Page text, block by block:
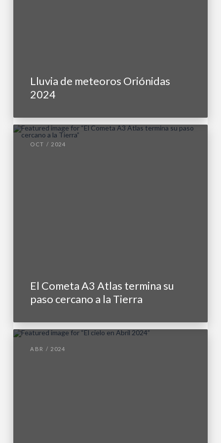
Lluvia de meteoros Oriónidas
2024
OCT / 2024
El Cometa A3 Atlas termina su
paso cercano a la Tierra
ABR / 2024